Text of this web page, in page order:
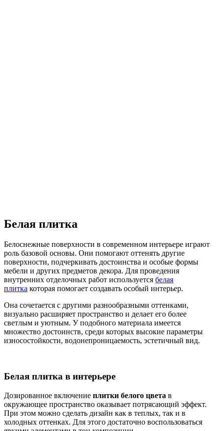
Белая плитка
Белоснежные поверхности в современном интерьере играют
роль базовой основы. Они помогают оттенять другие
поверхности, подчеркивать достоинства и особые формы
мебели и других предметов декора. Для проведения
внутренних отделочных работ используется белая
плитка которая помогает создавать особый интерьер.
Она сочетается с другими разнообразными оттенками,
визуально расширяет пространство и делает его более
светлым и уютным. У подобного материала имеется
множество достоинств, среди которых высокие параметры
износостойкости, водонепроницаемость, эстетичный вид.
Белая плитка в интерьере
Дозированное включение плитки белого цвета в
окружающее пространство оказывает потрясающий эффект.
При этом можно сделать дизайн как в теплых, так и в
холодных оттенках. Для этого достаточно воспользоваться